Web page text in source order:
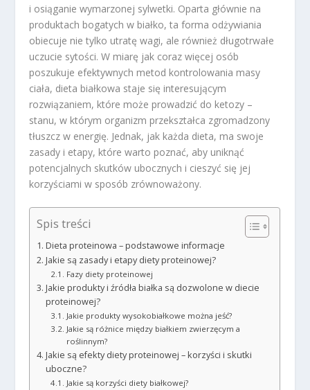
i osiąganie wymarzonej sylwetki. Oparta głównie na
produktach bogatych w białko, ta forma odżywiania
obiecuje nie tylko utratę wagi, ale również długotrwałe
uczucie sytości. W miarę jak coraz więcej osób
poszukuje efektywnych metod kontrolowania masy
ciała, dieta białkowa staje się interesującym
rozwiązaniem, które może prowadzić do ketozy –
stanu, w którym organizm przekształca zgromadzony
tłuszcz w energię. Jednak, jak każda dieta, ma swoje
zasady i etapy, które warto poznać, aby uniknąć
potencjalnych skutków ubocznych i cieszyć się jej
korzyściami w sposób zrównoważony.
Spis treści
Dieta proteinowa – podstawowe informacje
Jakie są zasady i etapy diety proteinowej?
Fazy diety proteinowej
Jakie produkty i źródła białka są dozwolone w diecie
proteinowej?
Jakie produkty wysokobiałkowe można jeść?
Jakie są różnice między białkiem zwierzęcym a
roślinnym?
Jakie są efekty diety proteinowej – korzyści i skutki
uboczne?
Jakie są korzyści diety białkowej?